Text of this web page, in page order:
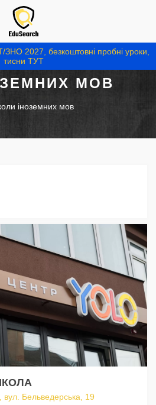
2027, безкоштовні пробні уроки,
тисни ТУТ
МОВ
іноземних мов
вул. Бельведерська, 19